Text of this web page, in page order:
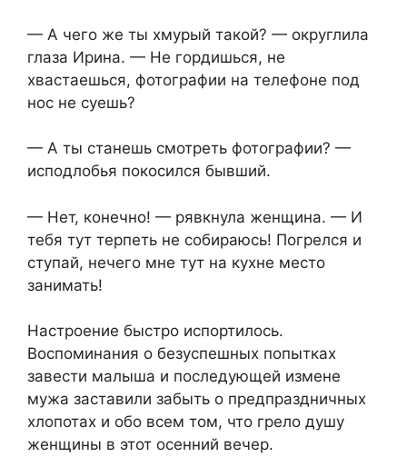
— А чего же ты хмурый такой? — округлила
глаза Ирина. — Не гордишься, не
хвастаешься, фотографии на телефоне под
нос не суешь?
— А ты станешь смотреть фотографии? —
исподлобья покосился бывший.
— Нет, конечно! — рявкнула женщина. — И
тебя тут терпеть не собираюсь! Погрелся и
ступай, нечего мне тут на кухне место
занимать!
Настроение быстро испортилось.
Воспоминания о безуспешных попытках
завести малыша и последующей измене
мужа заставили забыть о предпраздничных
хлопотах и обо всем том, что грело душу
женщины в этот осенний вечер.